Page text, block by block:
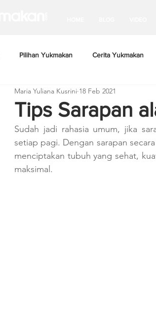
Pilihan Yukmakan Cerita Yukmakan
Tips Sarapan
Maria Yuliana Kusrini 18 Feb 2021
Sudah jadi rahasia umum, jika
setiap pagi. Dengan sarapan
menciptakan tubuh yang sehat,
maksimal.